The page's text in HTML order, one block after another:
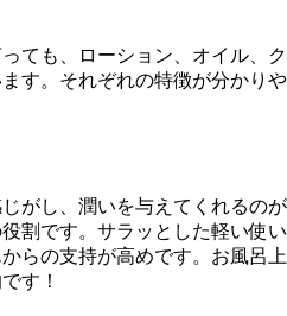
ても、ローション、オイル、ク
す。それぞれの特徴が分かりや
がし、潤いを与えてくれるのが
割です。サラッとした軽い使い
らの支持が高めです。お風呂上
す！